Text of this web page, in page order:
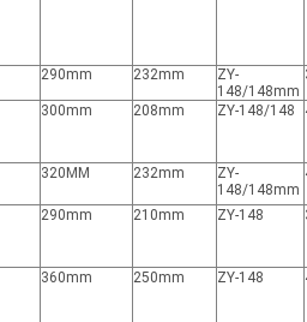
290mm 232mm
ZY-
148/148mm
300mm 208mm ZY-148/148
320MM 232mm
ZY-
148/148mm
290mm 210mm ZY-148
360mm 250mm ZY-148